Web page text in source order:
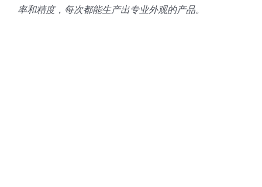
率和精度，每次都能生产出专业外观的产品。